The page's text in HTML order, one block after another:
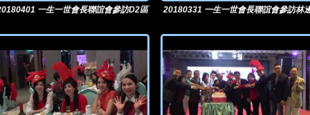
一生一世會長聯誼會參訪D2區
20180331 一生一世會長聯誼會參訪林